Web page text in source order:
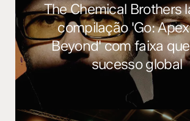
The Chemical Brothers
compilação 'Go:
Beyond' com faixa
sucesso global